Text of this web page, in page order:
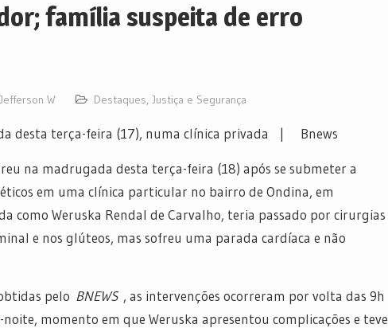
família suspeita de erro
Jefferson W Destaques, Justiça e Segurança
desta terça-feira (17), numa clínica privada | Bnews
na madrugada desta terça-feira (18) após se submeter a
em uma clínica particular no bairro de Ondina, em
como Weruska Rendal de Carvalho, teria passado por cirurgias
e nos glúteos, mas sofreu uma parada cardíaca e não
pelo BNEWS, as intervenções ocorreram por volta das 9h
momento em que Weruska apresentou complicações e teve